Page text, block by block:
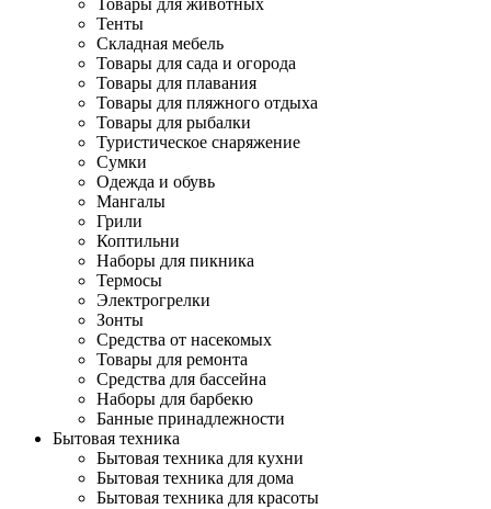
Товары для животных
Тенты
Складная мебель
Товары для сада и огорода
Товары для плавания
Товары для пляжного отдыха
Товары для рыбалки
Туристическое снаряжение
Сумки
Одежда и обувь
Мангалы
Грили
Коптильни
Наборы для пикника
Термосы
Электрогрелки
Зонты
Средства от насекомых
Товары для ремонта
Средства для бассейна
Наборы для барбекю
Банные принадлежности
Бытовая техника
Бытовая техника для кухни
Бытовая техника для дома
Бытовая техника для красоты